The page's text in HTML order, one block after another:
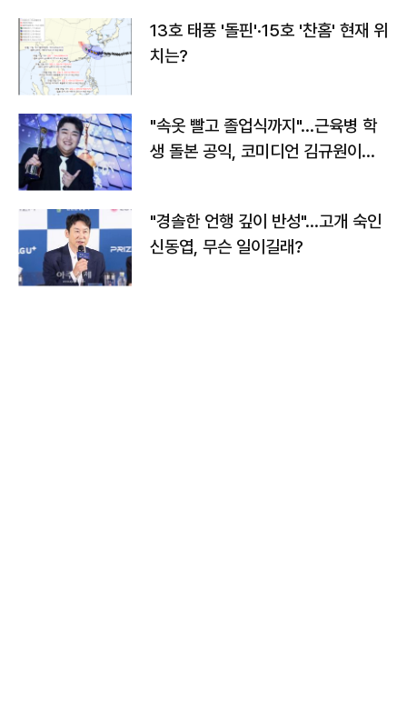
13호 태풍 '돌핀'·15호 '찬홈' 현재 위
치는?
"속옷 빨고 졸업식까지"…근육병 학
생 돌본 공익, 코미디언 김규원이었
"경솔한 언행 깊이 반성"…고개 숙인
신동엽, 무슨 일이길래?